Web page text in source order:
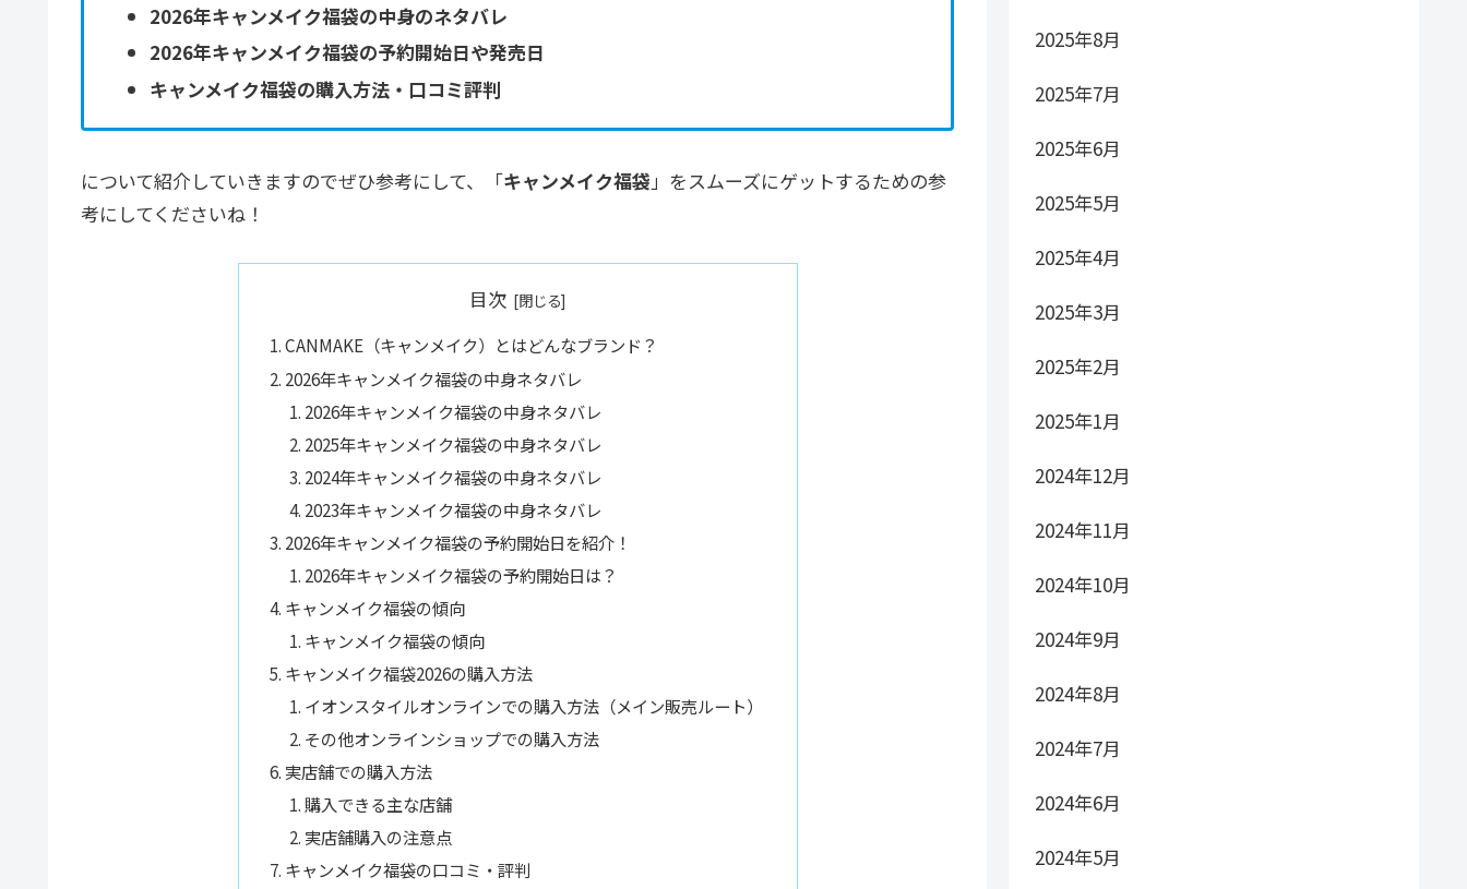
2026年キャンメイク福袋の中身のネタバレ
2026年キャンメイク福袋の予約開始日や発売日
キャンメイク福袋の購入方法・口コミ評判
について紹介していきますのでぜひ参考にして、「キャンメイク福袋 」をスムーズにゲットするための参
考にしてくださいね！
目次
CANMAKE（キャンメイク）とはどんなブランド？
2026年キャンメイク福袋の中身ネタバレ
2026年キャンメイク福袋の中身ネタバレ
2025年キャンメイク福袋の中身ネタバレ
2024年キャンメイク福袋の中身ネタバレ
2023年キャンメイク福袋の中身ネタバレ
2026年キャンメイク福袋の予約開始日を紹介！
2026年キャンメイク福袋の予約開始日は？
キャンメイク福袋の傾向
キャンメイク福袋の傾向
キャンメイク福袋2026の購入方法
イオンスタイルオンラインでの購入方法（メイン販売ルート）
その他オンラインショップでの購入方法
実店舗での購入方法
購入できる主な店舗
実店舗購入の注意点
キャンメイク福袋の口コミ・評判
2025年8月
2025年7月
2025年6月
2025年5月
2025年4月
2025年3月
2025年2月
2025年1月
2024年12月
2024年11月
2024年10月
2024年9月
2024年8月
2024年7月
2024年6月
2024年5月